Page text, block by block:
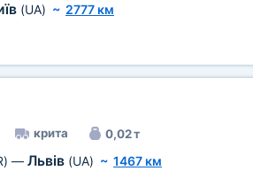
(UA) ~ 2777 км
крита 0,02 т
— Львів (UA) ~ 1467 км